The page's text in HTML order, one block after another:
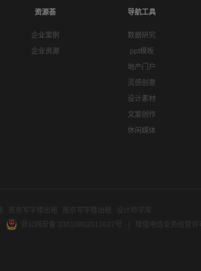
资源荟
企业案例
企业资源
导航工具
数据研究
ppt模板
地产门户
灵感创意
设计素材
文案创作
休闲媒体
南京写字楼出租 南京写字楼出租
设计师字库
浙公网安备 33010802011627号 增值电信业务经营